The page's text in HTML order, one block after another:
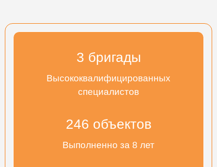
3 бригады
Высококвалифицированных
специалистов
267 объектов
Выполненно за 8 лет